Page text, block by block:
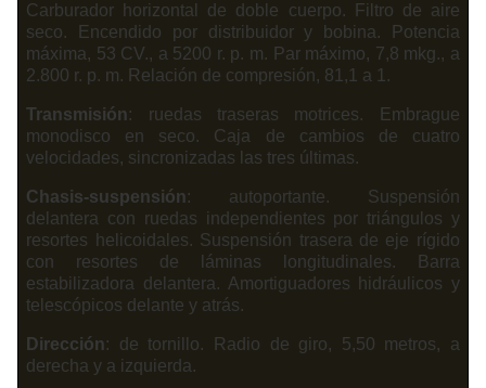
Carburador horizontal de doble cuerpo. Filtro de aire
seco. Encendido por distribuidor y bobina. Potencia
máxima, 53 CV., a 5200 r. p. m. Par máximo, 7,8 mkg., a
2.800 r. p. m. Relación de compresión, 81,1 a 1.
Transmisión: ruedas traseras motrices. Embrague
monodisco en seco. Caja de cambios de cuatro
velocidades, sincronizadas las tres últimas.
Chasis-suspensión: autoportante. Suspensión
delantera con ruedas independientes por triángulos y
resortes helicoidales. Suspensión trasera de eje rígido
con resortes de láminas longitudinales. Barra
estabilizadora delantera. Amortiguadores hidráulicos y
telescópicos delante y atrás.
Dirección: de tornillo. Radio de giro, 5,50 metros, a
derecha y a izquierda.